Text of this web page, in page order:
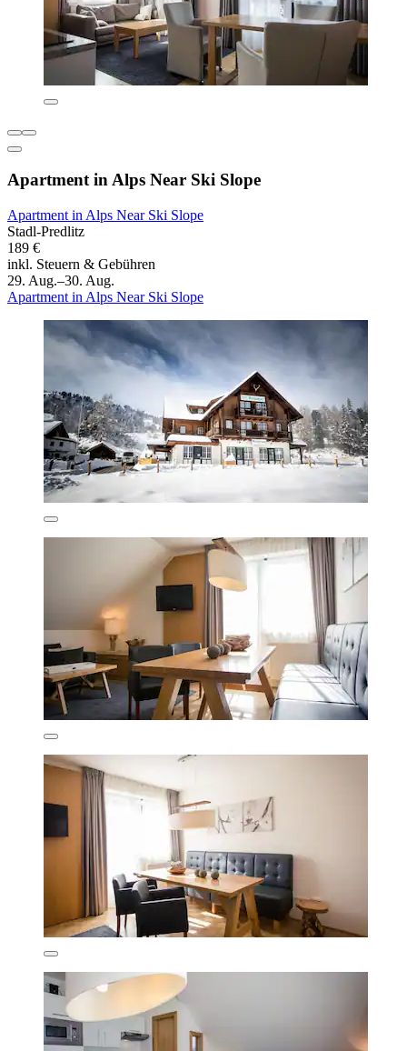
Apartment in Alps Near Ski Slope
Apartment in Alps Near Ski Slope
Stadl-Predlitz
189 €
inkl. Steuern & Gebühren
29. Aug.–30. Aug.
Apartment in Alps Near Ski Slope